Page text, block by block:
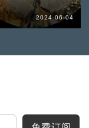
2024-06-04